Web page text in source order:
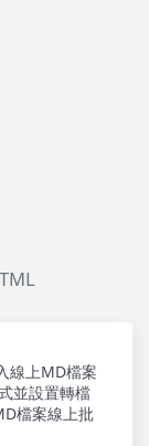
線上MD檔案
並設置轉檔
檔案線上批